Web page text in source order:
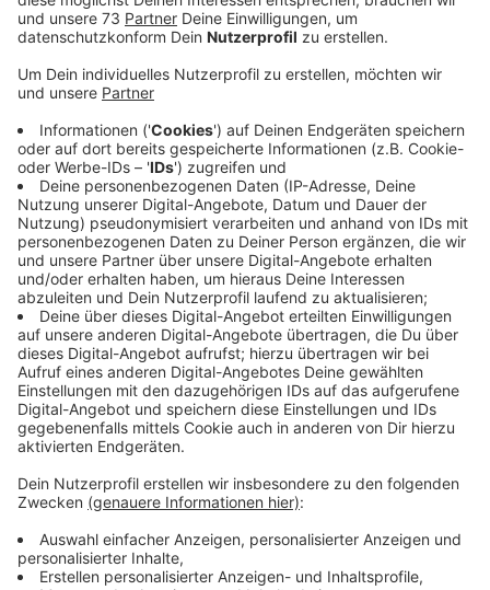
Veröffentlicht:Mittwoch, 17.01.2024 07:20
Anzeige
Mitarbeit in einem Onlineportal
Anzeige
Die Stadt Stadtlohn erstellt derzeit ein Integriertes
Klimaschutzkonzept, um die Treibhausgasemissionen
im Stadtgebiet effektiv zu reduzieren. Ein
wesentlicher Bestandteil dieses
Klimaschutzkonzeptes ist ein Maßnahmenkatalog.
Damit die Maßnahmen genau auf die Stadt Stadtlohn
zugeschnitten sind, können alle Stadtlohner nun über
das Beteiligungsportal „Beteiligung NRW“ ihre Ideen
äußern und das Klimaschutzkonzept aktiv
mitgestalten.Hier geht es zum Portal.